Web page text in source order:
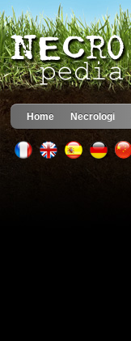
Home Necrologi